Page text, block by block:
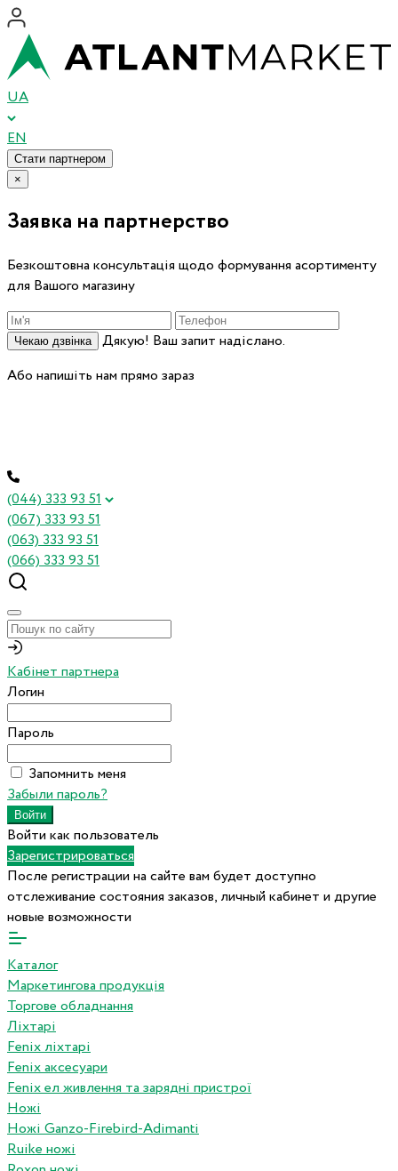
UA
EN
Стати партнером
×
Заявка на партнерство
Безкоштовна консультація щодо формування асортименту
для Вашого магазину
Чекаю дзвінка
Дякую! Ваш запит надіслано.
Або напишіть нам прямо зараз
(044) 333 93 51
(067) 333 93 51
(063) 333 93 51
(066) 333 93 51
Кабінет партнера
Логин
Пароль
Запомнить меня
Забыли пароль?
Войти как пользователь
Зарегистрироваться
После регистрации на сайте вам будет доступно
отслеживание состояния заказов, личный кабинет и другие
новые возможности
Каталог
Маркетингова продукція
Торгове обладнання
Ліхтарі
Fenix ліхтарі
Fenix аксесуари
Fenix ел живлення та зарядні пристрої
Ножі
Ножі Ganzo-Firebird-Adimanti
Ruike ножі